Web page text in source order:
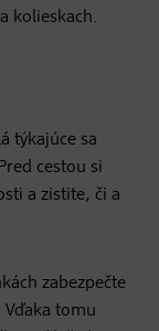
kolieskach.
týkajúce sa
cestou si
a zistite, či a
zabezpečte
tomu